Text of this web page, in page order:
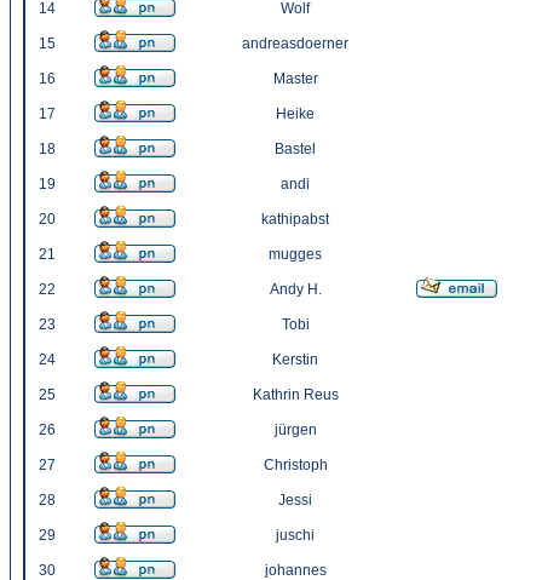
14 Wolf
15 andreasdoerner
16 Master
17 Heike
18 Bastel
19 andi
20 kathipabst
21 mugges
22 Andy H.
23 Tobi
24 Kerstin
25 Kathrin Reus
26 jürgen
27 Christoph
28 Jessi
29 juschi
30 johannes